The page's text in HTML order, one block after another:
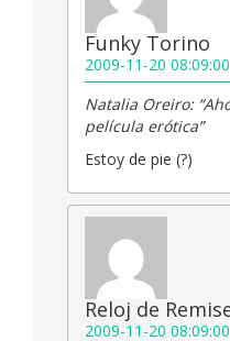
Funky Torino
2009-11-20 08:09:00
Natalia Oreiro:
película erótica”
Estoy de pie (?)
Reloj de
2009-11-20 08:09:00